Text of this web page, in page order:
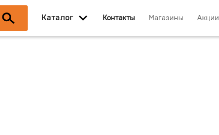
Каталог Контакты Магазины Акции